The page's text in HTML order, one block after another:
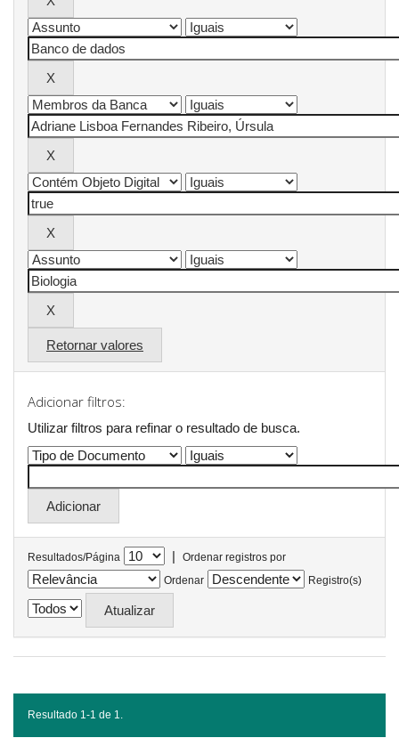
Retornar valores
Adicionar filtros:
Utilizar filtros para refinar o resultado de busca.
Resultados/Página |
Ordenar registros por
Ordenar
Registro(s)
Resultado 1-1 de 1.